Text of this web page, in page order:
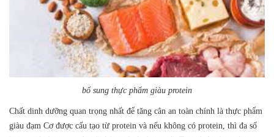
bổ sung thực phẩm giàu protein
Chất dinh dưỡng quan trọng nhất để tăng cân an toàn chính là thực phẩm
giàu đạm Cơ được cấu tạo từ protein và nếu không có protein, thì đa số